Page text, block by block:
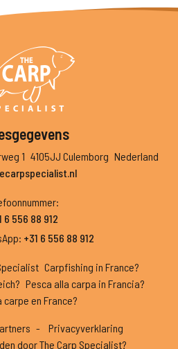
1 4105JJ Culemborg Nederland
:
6 556 88 912
: +31 6 556 88 912
Carpfishing in France?
Pesca alla carpa in Francia?
carpe en France?
Privacyverklaring
door The Carp Specialist?